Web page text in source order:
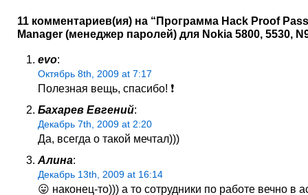
11 комментариев(ия) на “Программа Hack Proof
Manager (менеджер паролей) для Nokia 5800, 5530,
evo:
Октябрь 8th, 2009 at 7:17
Полезная вещь, спасибо! ❗
Бахарев Евгений:
Декабрь 7th, 2009 at 2:20
Да, всегда о такой мечтал)))
Алина:
Декабрь 13th, 2009 at 16:14
😛 наконец-то))) а то сотрудники по работе вечно в